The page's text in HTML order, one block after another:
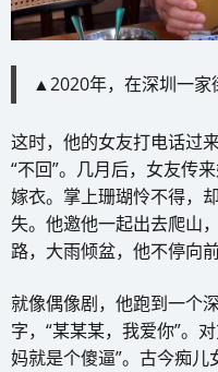
▲2020年，在深圳一家
这时，他的女友打电话过
“不回”。几月后，女友传
嫁衣。掌上珊瑚怜不得，
失。他邀他一起出去爬山
路，大雨倾盆，他不停向
就像偶像剧，他跑到一个
字，“某某某，我爱你”。
妈就是个傻逼”。古今痴